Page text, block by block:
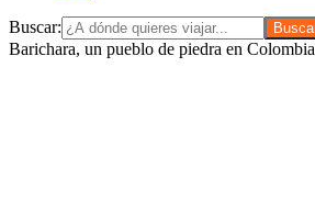
Buscar:
Barichara, un pueblo de piedra en Colombia